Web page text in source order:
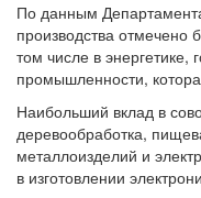
По данным
производства отмечено
том числе в
промышленности,
Наибольший вклад в
деревообработка,
металлоизделий и
в изготовлении